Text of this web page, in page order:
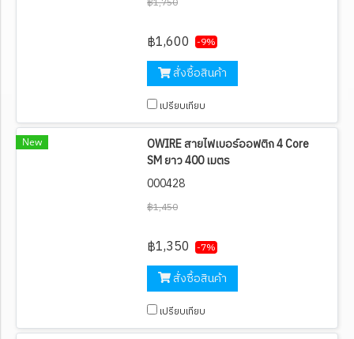
฿1,600 -9%
สั่งซื้อสินค้า
เปรียบเทียบ
New
OWIRE สายไฟเบอร์ออฟติก 4 Core
SM ยาว 400 เมตร
000428
฿1,450
฿1,350 -7%
สั่งซื้อสินค้า
เปรียบเทียบ